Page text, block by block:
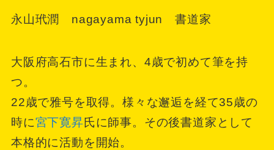
永山玳潤 nagayama tyjun 書道家
大阪府高石市に生まれ、4歳で初めて筆を持
つ。
22歳で雅号を取得。様々な邂逅を経て35歳の
時に宮下寛昇氏に師事。その後書道家として
本格的に活動を開始。